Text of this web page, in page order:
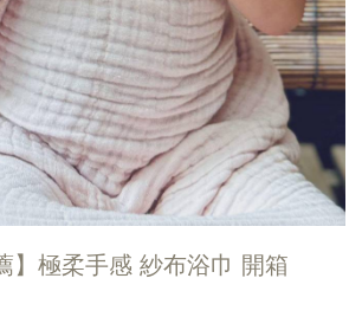
】極柔手感 紗布浴巾 開箱